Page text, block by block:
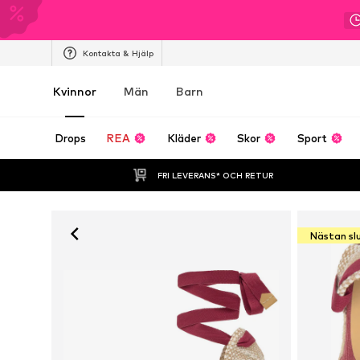
Kontakta & Hjälp
Kvinnor Män Barn
Drops REA Kläder Skor Sport
FRI LEVERANS* OCH RETUR
Nästan